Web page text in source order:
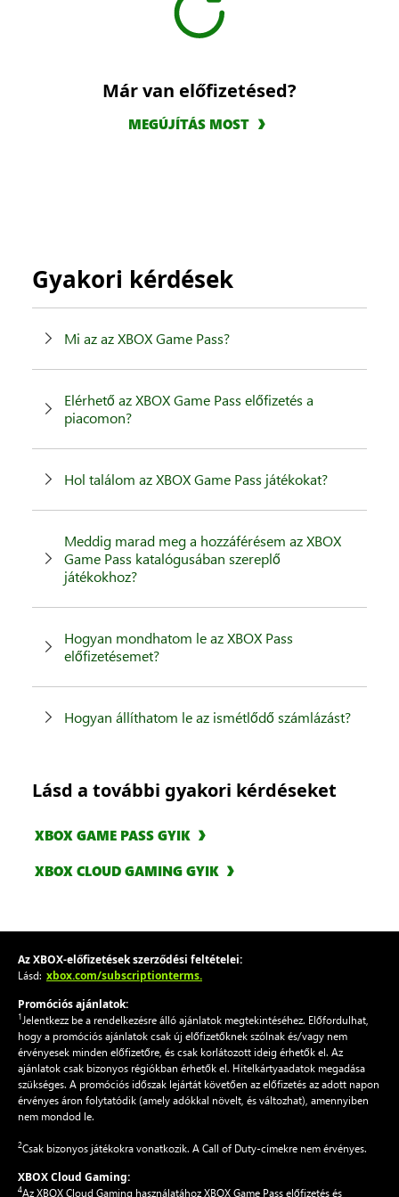
Már van előfizetésed?
MEGÚJÍTÁS MOST
Gyakori kérdések
Mi az az XBOX Game Pass?
Elérhető az XBOX Game Pass előfizetés a
piacomon?
Hol találom az XBOX Game Pass játékokat?
Meddig marad meg a hozzáférésem az XBOX
Game Pass katalógusában szereplő
játékokhoz?
Hogyan mondhatom le az XBOX Pass
előfizetésemet?
Hogyan állíthatom le az ismétlődő számlázást?
Lásd a további gyakori kérdéseket
XBOX GAME PASS GYIK
XBOX CLOUD GAMING GYIK
Az XBOX-előfizetések szerződési feltételei:
Lásd: xbox.com/subscriptionterms.
Promóciós ajánlatok:
1Jelentkezz be a rendelkezésre álló ajánlatok megtekintéséhez. Előfordulhat,
hogy a promóciós ajánlatok csak új előfizetőknek szólnak és/vagy nem
érvényesek minden előfizetőre, és csak korlátozott ideig érhetők el. Az
ajánlatok csak bizonyos régiókban érhetők el. Hitelkártyaadatok megadása
szükséges. A promóciós időszak lejártát követően az előfizetés az adott napon
érvényes áron folytatódik (amely adókkal növelt, és változhat), amennyiben
nem mondod le.
2Csak bizonyos játékokra vonatkozik. A Call of Duty-címekre nem érvényes.
XBOX Cloud Gaming:
4Az XBOX Cloud Gaming használatához XBOX Game Pass előfizetés és